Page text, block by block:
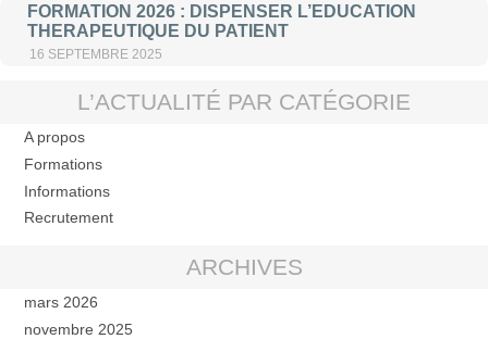
FORMATION 2026 : DISPENSER L’EDUCATION
THERAPEUTIQUE DU PATIENT
16 SEPTEMBRE 2025
L’ACTUALITÉ PAR CATÉGORIE
A propos
Formations
Informations
Recrutement
ARCHIVES
mars 2026
novembre 2025